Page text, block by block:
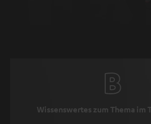
Wissenswertes zum Thema im